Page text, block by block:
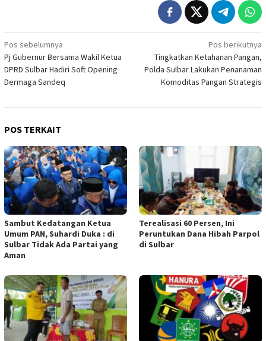
Navigasi
pos
Pos sebelumnya
Pj Gubernur Bersama Wakil Ketua
DPRD Sulbar Hadiri Soft Opening
Dermaga Sandeq
Pos berikutnya
Tingkatkan Ketahanan Pangan,
Polda Sulbar Lakukan Penanaman
Komoditas Pangan Strategis
POS TERKAIT
Sambut Kedatangan Ketua
Umum PAN, Suhardi Duka : di
Sulbar Tidak Ada Partai yang
Aman
Terealisasi 60 Persen, Ini
Peruntukan Dana Hibah Parpol
di Sulbar